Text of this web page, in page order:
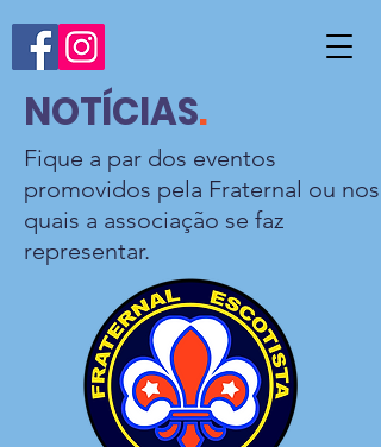
NOTÍCIAS.
Fique a par dos eventos
promovidos pela Fraternal ou nos
quais a associação se faz
representar.